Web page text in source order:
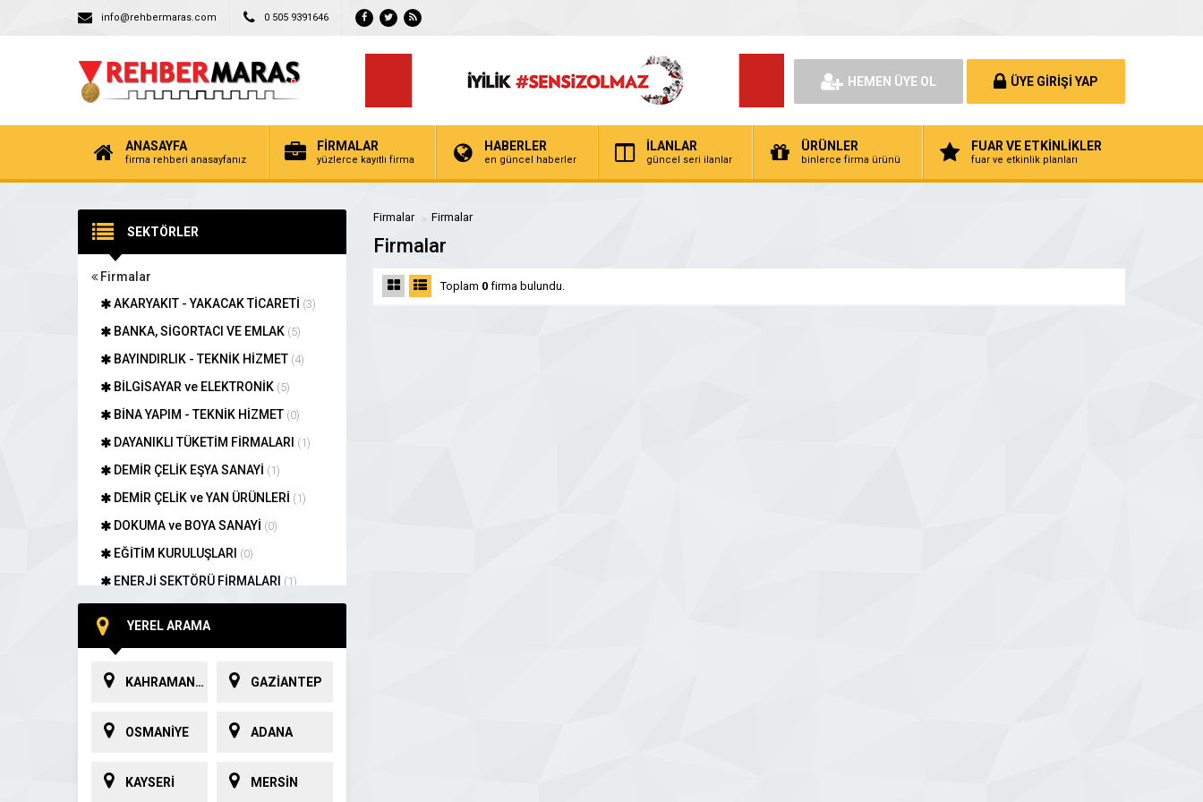
info@rehbermaras.com 0 505 9391646
HEMEN ÜYE OL ÜYE GİRİŞİ YAP
ANASAYFA
firma rehberi anasayfanız
FİRMALAR
yüzlerce kayıtlı firma
HABERLER
en güncel haberler
İLANLAR
güncel seri ilanlar
ÜRÜNLER
binlerce firma ürünü
FUAR VE ETKİNLİKLER
fuar ve etkinlik planları
SEKTÖRLER
Firmalar
AKARYAKIT - YAKACAK TİCARETİ (3)
BANKA, SİGORTACI VE EMLAK (5)
BAYINDIRLIK - TEKNİK HİZMET (4)
BİLGİSAYAR ve ELEKTRONİK (5)
BİNA YAPIM - TEKNİK HİZMET (0)
DAYANIKLI TÜKETİM FİRMALARI (1)
DEMİR ÇELİK EŞYA SANAYİ (1)
DEMİR ÇELİK ve YAN ÜRÜNLERİ (1)
DOKUMA ve BOYA SANAYİ (0)
EĞİTİM KURULUŞLARI (0)
ENERJİ SEKTÖRÜ FİRMALARI (1)
İNŞAAT MALZEMELERİ TİCARETİ
İPLİK SANAYİ
MÜHENDİSLİK ve MİMARLIK(0)
YEREL ARAMA
KAHRAMANMARAŞ GAZİANTEP
OSMANİYE ADANA
KAYSERİ MERSİN
Firmalar Firmalar
Firmalar
Toplam 0 firma bulundu.